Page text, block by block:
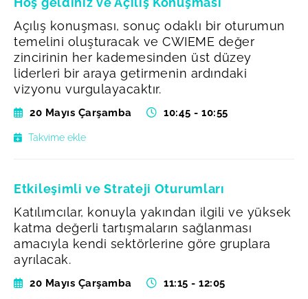
Açılış konuşması, sonuç odaklı bir oturumun
temelini oluşturacak ve CWIEME değer
zincirinin her kademesinden üst düzey
liderleri bir araya getirmenin ardındaki
vizyonu vurgulayacaktır.
20 Mayıs Çarşamba 10:45 - 10:55
Takvime ekle
Etkileşimli ve Strateji Oturumları
Katılımcılar, konuyla yakından ilgili ve yüksek
katma değerli tartışmaların sağlanması
amacıyla kendi sektörlerine göre gruplara
ayrılacak.
20 Mayıs Çarşamba 11:15 - 12:05